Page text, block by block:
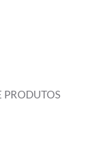
PRODUTOS